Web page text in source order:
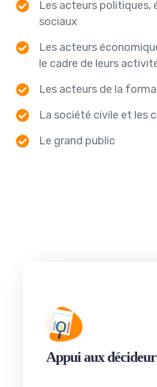
Les acteurs politiques,
sociaux
Les acteurs
le cadre de leurs
Les acteurs de la
La société civile et les
Le grand public
Appui aux